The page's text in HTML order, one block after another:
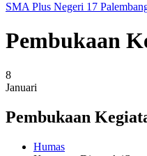
SMA Plus Negeri 17
Pembukaan
8
Januari
Pembukaan
Humas